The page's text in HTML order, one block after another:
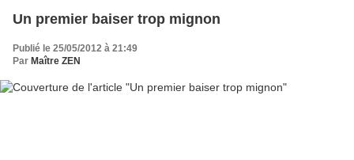
Un premier baiser trop mignon
Publié le 25/05/2012 à 21:49
Par Maître ZEN